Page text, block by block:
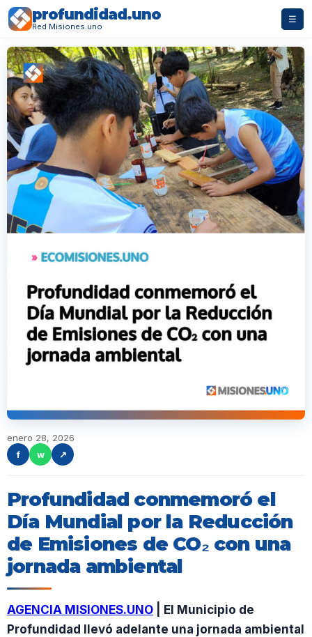
profundidad.uno
Red Misiones.uno
☰
enero 28, 2026
f
w ↗
Profundidad conmemoró el
Día Mundial por la Reducción
de Emisiones de CO₂ con una
jornada ambiental
AGENCIA MISIONES.UNO | El Municipio de
Profundidad llevó adelante una jornada ambiental